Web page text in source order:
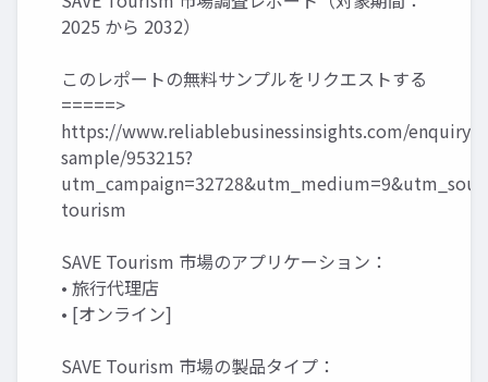
2025 から 2032）
このレポートの無料サンプルをリクエストする
=====>
https://www.reliablebusinessinsights.com/enquiry/
sample/953215?
tourism
SAVE Tourism 市場のアプリケーション：
• 旅行代理店
• [オンライン]
SAVE Tourism 市場の製品タイプ：